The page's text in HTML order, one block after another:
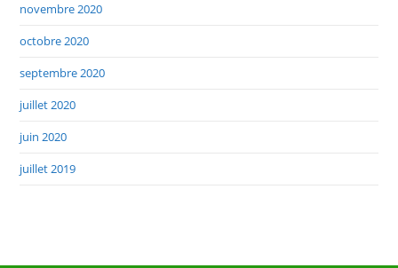
novembre 2020
octobre 2020
septembre 2020
juillet 2020
juin 2020
juillet 2019